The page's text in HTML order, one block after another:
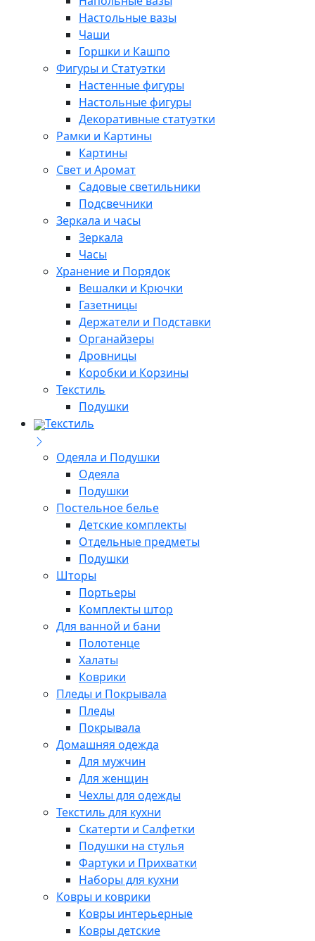
Настольные вазы
Чаши
Горшки и Кашпо
Фигуры и Статуэтки
Настенные фигуры
Настольные фигуры
Декоративные статуэтки
Рамки и Картины
Картины
Свет и Аромат
Садовые светильники
Подсвечники
Зеркала и часы
Зеркала
Часы
Хранение и Порядок
Вешалки и Крючки
Газетницы
Держатели и Подставки
Органайзеры
Дровницы
Коробки и Корзины
Текстиль
Подушки
Текстиль
Одеяла и Подушки
Одеяла
Подушки
Постельное белье
Детские комплекты
Отдельные предметы
Подушки
Шторы
Портьеры
Комплекты штор
Для ванной и бани
Полотенце
Халаты
Коврики
Пледы и Покрывала
Пледы
Покрывала
Домашняя одежда
Для мужчин
Для женщин
Чехлы для одежды
Текстиль для кухни
Скатерти и Салфетки
Подушки на стулья
Фартуки и Прихватки
Наборы для кухни
Ковры и коврики
Ковры интерьерные
Ковры детские